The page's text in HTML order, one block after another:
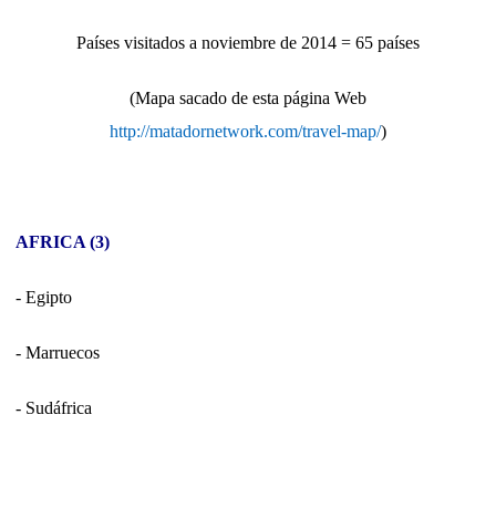
Países visitados a noviembre de 2014 = 65 países
(Mapa sacado de esta página Web
http://matadornetwork.com/travel-map/)
AFRICA (3)
- Egipto
- Marruecos
- Sudáfrica